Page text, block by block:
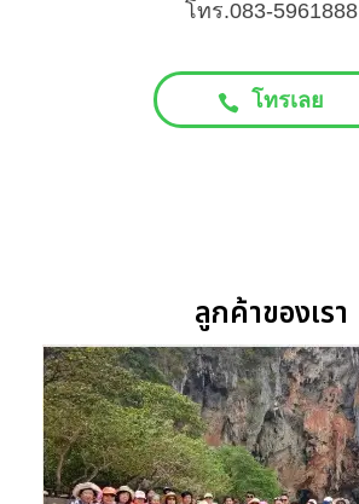
โทร.083-5961888
โทรเลย
ลูกค้าของเรา